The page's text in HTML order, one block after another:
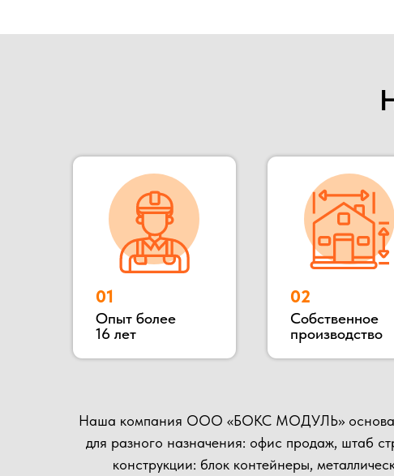
Опыт более
16 лет
Собственное
производство
Наша компания ООО «БОКС МОДУЛЬ» основана в
для разного назначения: офис продаж, штаб
конструкции: блок контейнеры, металлические
деревянные. Располагается наше производство в